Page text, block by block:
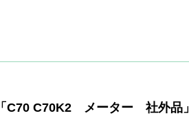
「C70 C70K2 メーター 社外品」